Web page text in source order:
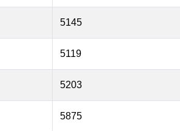
5145
5119
5203
5875